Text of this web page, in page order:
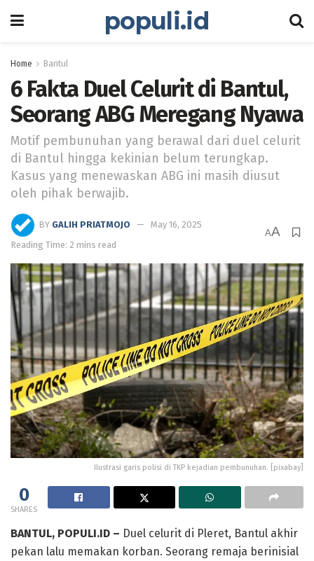
populi.id
Home Bantul
6 Fakta Duel Celurit di Bantul,
Seorang ABG Meregang Nyawa
Motif pembunuhan yang berawal dari duel celurit
di Bantul hingga kekinian belum terungkap.
Kasus yang menewaskan ABG ini masih diusut
oleh pihak berwajib.
BY GALIH PRIATMOJO
May 16, 2025
Reading Time: 2 mins read
AA
Ilustrasi garis polisi di TKP kejadian pembunuhan. [pixabay]
0
SHARES
BANTUL, POPULI.ID – Duel celurit di Pleret, Bantul akhir
pekan lalu memakan korban. Seorang remaja berinisial